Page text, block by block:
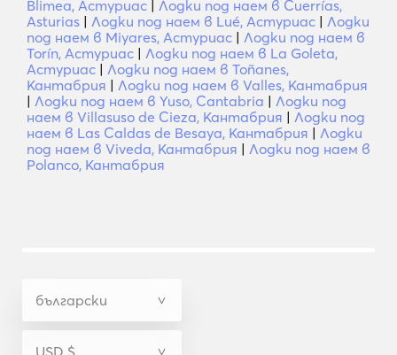
Blimea, Астуриас | Лодки под наем в Cuerrías,
Asturias | Лодки под наем в Lué, Астуриас | Лодки
под наем в Miyares, Астуриас | Лодки под наем в
Torín, Астуриас | Лодки под наем в La Goleta,
Астуриас | Лодки под наем в Toñanes,
Кантабрия | Лодки под наем в Valles, Кантабрия
| Лодки под наем в Yuso, Cantabria | Лодки под
наем в Villasuso de Cieza, Кантабрия | Лодки под
наем в Las Caldas de Besaya, Кантабрия | Лодки
под наем в Viveda, Кантабрия | Лодки под наем в
Polanco, Кантабрия